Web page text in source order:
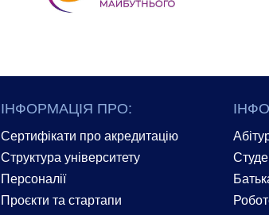
ІНФОРМАЦІЯ ПРО:
Сертифікати про акредитацію
Структура університету
Персоналії
Проєкти та стартапи